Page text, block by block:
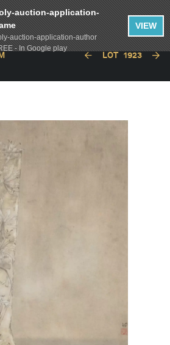
LOT 1923
auction-application-
auction-application-author
- In Google play
VIEW